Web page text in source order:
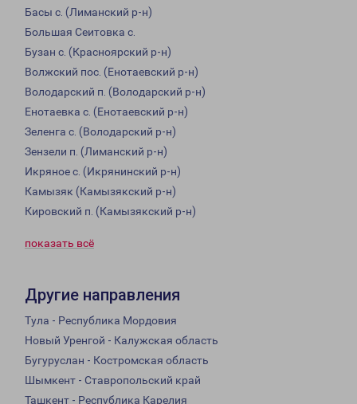
Басы с. (Лиманский р-н)
Большая Сеитовка с.
Бузан с. (Красноярский р-н)
Волжский пос. (Енотаевский р-н)
Володарский п. (Володарский р-н)
Енотаевка с. (Енотаевский р-н)
Зеленга с. (Володарский р-н)
Зензели п. (Лиманский р-н)
Икряное с. (Икрянинский р-н)
Камызяк (Камызякский р-н)
Кировский п. (Камызякский р-н)
показать всё
Другие направления
Тула - Республика Мордовия
Новый Уренгой - Калужская область
Бугуруслан - Костромская область
Шымкент - Ставропольский край
Ташкент - Республика Карелия